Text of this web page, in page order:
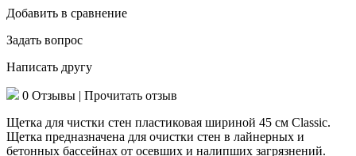
Добавить в сравнение
Задать вопрос
Написать другу
0 Отзывы | Прочитать отзыв
Щетка для чистки стен пластиковая шириной 45 см Classic.
Щетка предназначена для очистки стен в лайнерных и
бетонных бассейнах от осевших и налипших загрязнений.